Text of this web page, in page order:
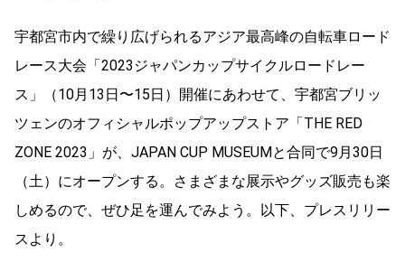
宇都宮市内で繰り広げられるアジア最⾼峰の⾃転⾞ロード
レース⼤会「2023ジャパンカップサイクルロードレー
ス」（10⽉13⽇〜15⽇）開催にあわせて、宇都宮ブリッ
ツェンのオフィシャルポップアップストア「THE RED
ZONE 2023」が、JAPAN CUP MUSEUMと合同で9⽉30⽇
（⼟）にオープンする。さまざまな展示やグッズ販売も楽
しめるので、ぜひ足を運んでみよう。以下、プレスリリー
スより。